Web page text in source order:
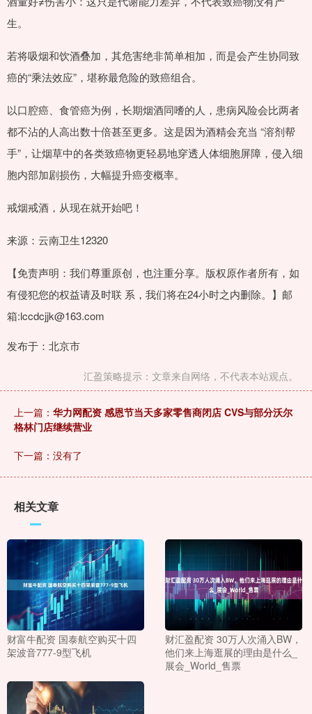
生。
若将吸烟和饮酒叠加，其危害绝非简单相加，而是会产生协同致
癌的“乘法效应”，堪称最危险的致癌组合。
以口腔癌、食管癌为例，长期烟酒同嗜的人，患病风险会比两者
都不沾的人高出数十倍甚至更多。这是因为酒精会充当 “溶剂帮
手”，让烟草中的各类致癌物更轻易地穿透人体细胞屏障，侵入细
胞内部加剧损伤，大幅提升癌变概率。
戒烟戒酒，从现在就开始吧！
来源：云南卫生12320
【免责声明：我们尊重原创，也注重分享。版权原作者所有，如
有侵犯您的权益请及时联 系，我们将在24小时之内删除。】邮
箱:lccdcjjk@163.com
发布于：北京市
汇盈策略提示：文章来自网络，不代表本站观点。
上一篇： 华力网配资 感恩节当天多家零售商闭店 CVS与部分沃尔
格林门店继续营业
下一篇：没有了
相关文章
财富牛配资 国泰航空购买十四
架波音777-9型飞机
财汇盈配资 30万人次涌入BW，
他们来上海逛展的理由是什么_
展会_World_售票